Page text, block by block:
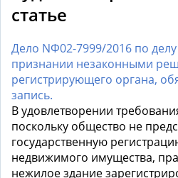
статье
Дело NФ02-7999/2016 по
признании незаконными
регистрирующего органа,
запись.
В удовлетворении
поскольку общество не
государственную
недвижимого имущества,
нежилое здание